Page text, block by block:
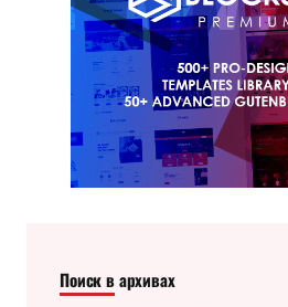
Поиск в архивах